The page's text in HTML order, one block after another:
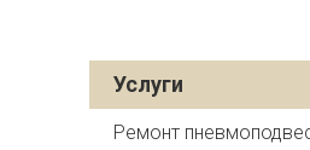
Услуги
Ремонт